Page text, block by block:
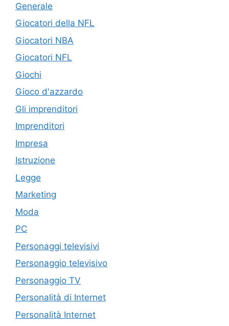
Generale
Giocatori della NFL
Giocatori NBA
Giocatori NFL
Giochi
Gioco d'azzardo
Gli imprenditori
Imprenditori
Impresa
Istruzione
Legge
Marketing
Moda
PC
Personaggi televisivi
Personaggio televisivo
Personaggio TV
Personalità di Internet
Personalità Internet